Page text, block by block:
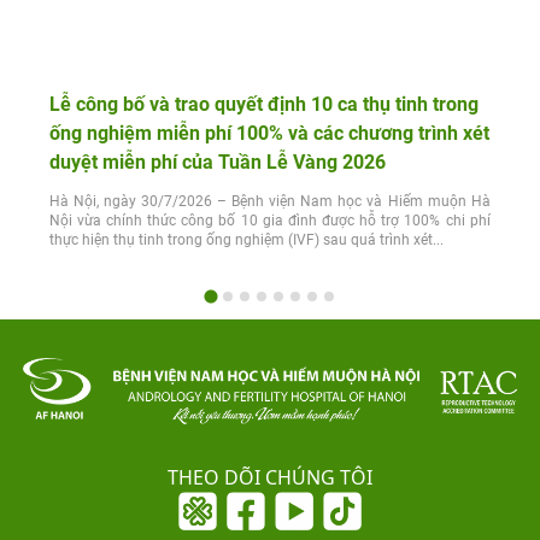
Lễ công bố và trao quyết định 10 ca thụ tinh trong
ống nghiệm miễn phí 100% và các chương trình xét
duyệt miễn phí của Tuần Lễ Vàng 2026
Hà Nội, ngày 30/7/2026 – Bệnh viện Nam học và Hiếm muộn Hà
Nội vừa chính thức công bố 10 gia đình được hỗ trợ 100% chi phí
thực hiện thụ tinh trong ống nghiệm (IVF) sau quá trình xét...
THEO DÕI CHÚNG TÔI